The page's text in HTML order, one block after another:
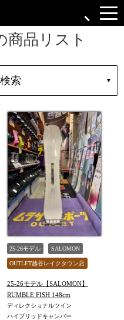
商品リスト
索 ▼
25-26モデル SALOMON
OUTLET越谷レイクタウン店
値下げしました
25-26モデル【SALOMON】
RUMBLE FISH 148cm
ディレクショナルツイン
ハイブリッドキャンバー